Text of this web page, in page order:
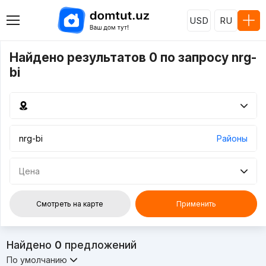
USD RU
Найдено результатов 0 по запросу nrg-
bi
Районы
Цена
Смотреть на карте Применить
Найдено 0 предложений
По умолчанию